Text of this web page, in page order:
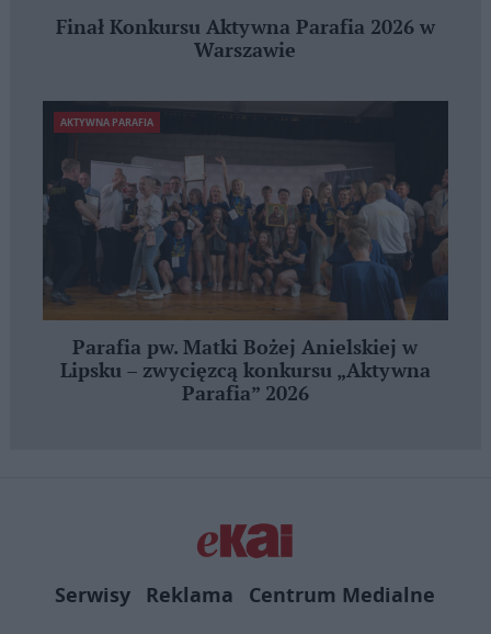
Finał Konkursu Aktywna Parafia 2026 w
Warszawie
AKTYWNA PARAFIA
Parafia pw. Matki Bożej Anielskiej w
Lipsku – zwycięzcą konkursu „Aktywna
Parafia” 2026
Serwisy Reklama
Centrum Medialne